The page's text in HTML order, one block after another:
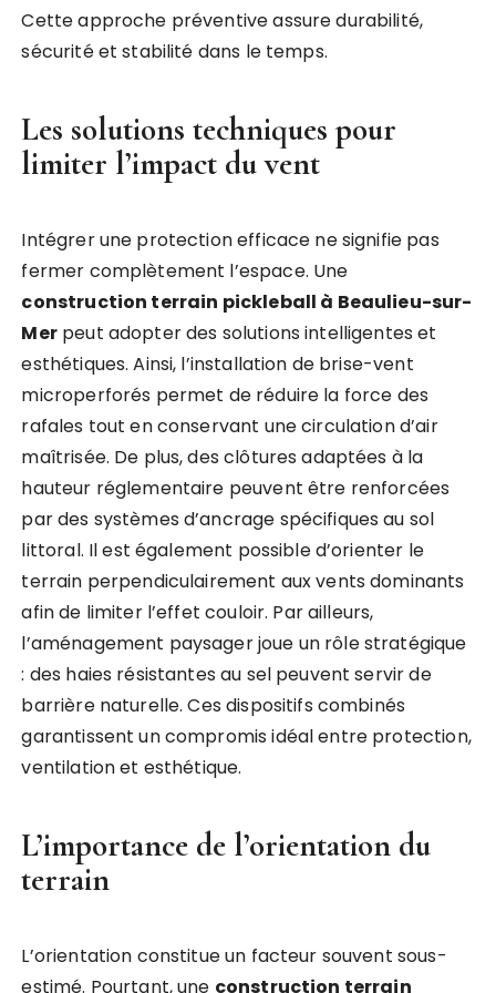
Cette approche préventive assure durabilité,
sécurité et stabilité dans le temps.
Les solutions techniques pour
limiter l’impact du vent
Intégrer une protection efficace ne signifie pas
fermer complètement l’espace. Une
construction terrain pickleball à Beaulieu-sur-
Merpeut adopter des solutions intelligentes et
esthétiques. Ainsi, l’installation de brise-vent
microperforés permet de réduire la force des
rafales tout en conservant une circulation d’air
maîtrisée. De plus, des clôtures adaptées à la
hauteur réglementaire peuvent être renforcées
par des systèmes d’ancrage spécifiques au sol
littoral. Il est également possible d’orienter le
terrain perpendiculairement aux vents dominants
afin de limiter l’effet couloir. Par ailleurs,
l’aménagement paysager joue un rôle stratégique
: des haies résistantes au sel peuvent servir de
barrière naturelle. Ces dispositifs combinés
garantissent un compromis idéal entre protection,
ventilation et esthétique.
L’importance de l’orientation du
terrain
L’orientation constitue un facteur souvent sous-
estimé. Pourtant, une construction terrain